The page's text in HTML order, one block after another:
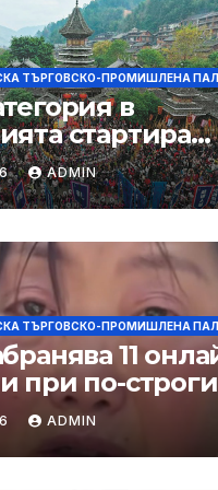
ТЪРГОВСКО-ПРОМИШЛЕНА
в
стартира
космическа
енергия
ADMIN
ТЪРГОВСКО-ПРОМИШЛЕНА
11
при по-строги
и
ADMIN